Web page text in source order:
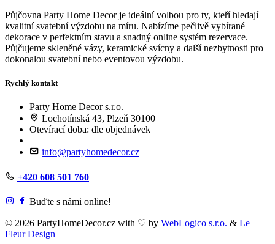
Půjčovna Party Home Decor je ideální volbou pro ty, kteří hledají
kvalitní svatební výzdobu na míru. Nabízíme pečlivě vybírané
dekorace v perfektním stavu a snadný online systém rezervace.
Půjčujeme skleněné vázy, keramické svícny a další nezbytnosti pro
dokonalou svatební nebo eventovou výzdobu.
Rychlý kontakt
Party Home Decor s.r.o.
Lochotínská 43, Plzeň 30100
Otevírací doba: dle objednávek
info@partyhomedecor.cz
+420 608 501 760
Buďte s námi online!
© 2026 PartyHomeDecor.cz with ♡ by WebLogico s.r.o. & Le
Fleur Design